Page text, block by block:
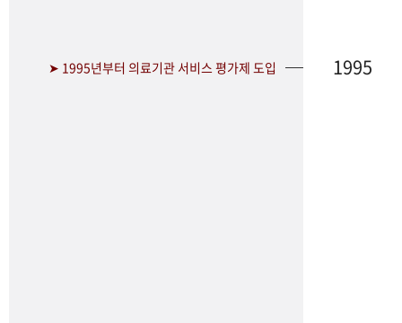
➤ 1995년부터 의료기관 서비스 평가제 도입 1995